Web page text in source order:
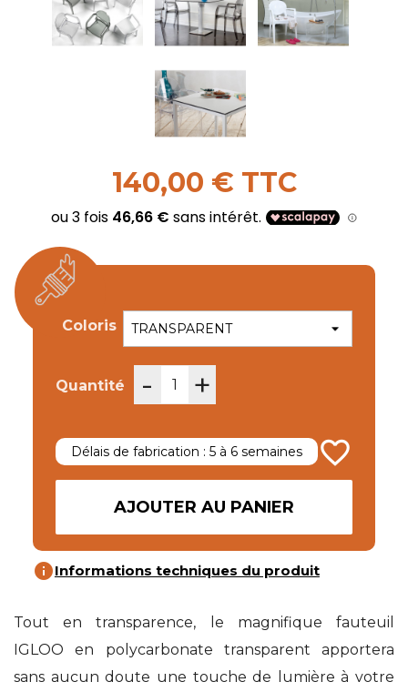
140,00 € TTC
Coloris
Quantité - +
Délais de fabrication : 5 à 6 semaines favorite_border
AJOUTER AU PANIER
infoInformations techniques du produit
Tout en transparence, le magnifique fauteuil
IGLOO en polycarbonate transparent apportera
sans aucun doute une touche de lumière à votre